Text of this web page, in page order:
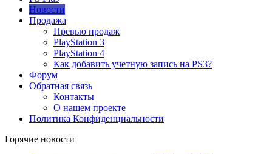
Новости
Продажа
Превью продаж
PlayStation 3
PlayStation 4
Как добавить учетную запись на PS3?
Форум
Обратная связь
Контакты
О нашем проекте
Политика Конфиденциальности
Горячие новости